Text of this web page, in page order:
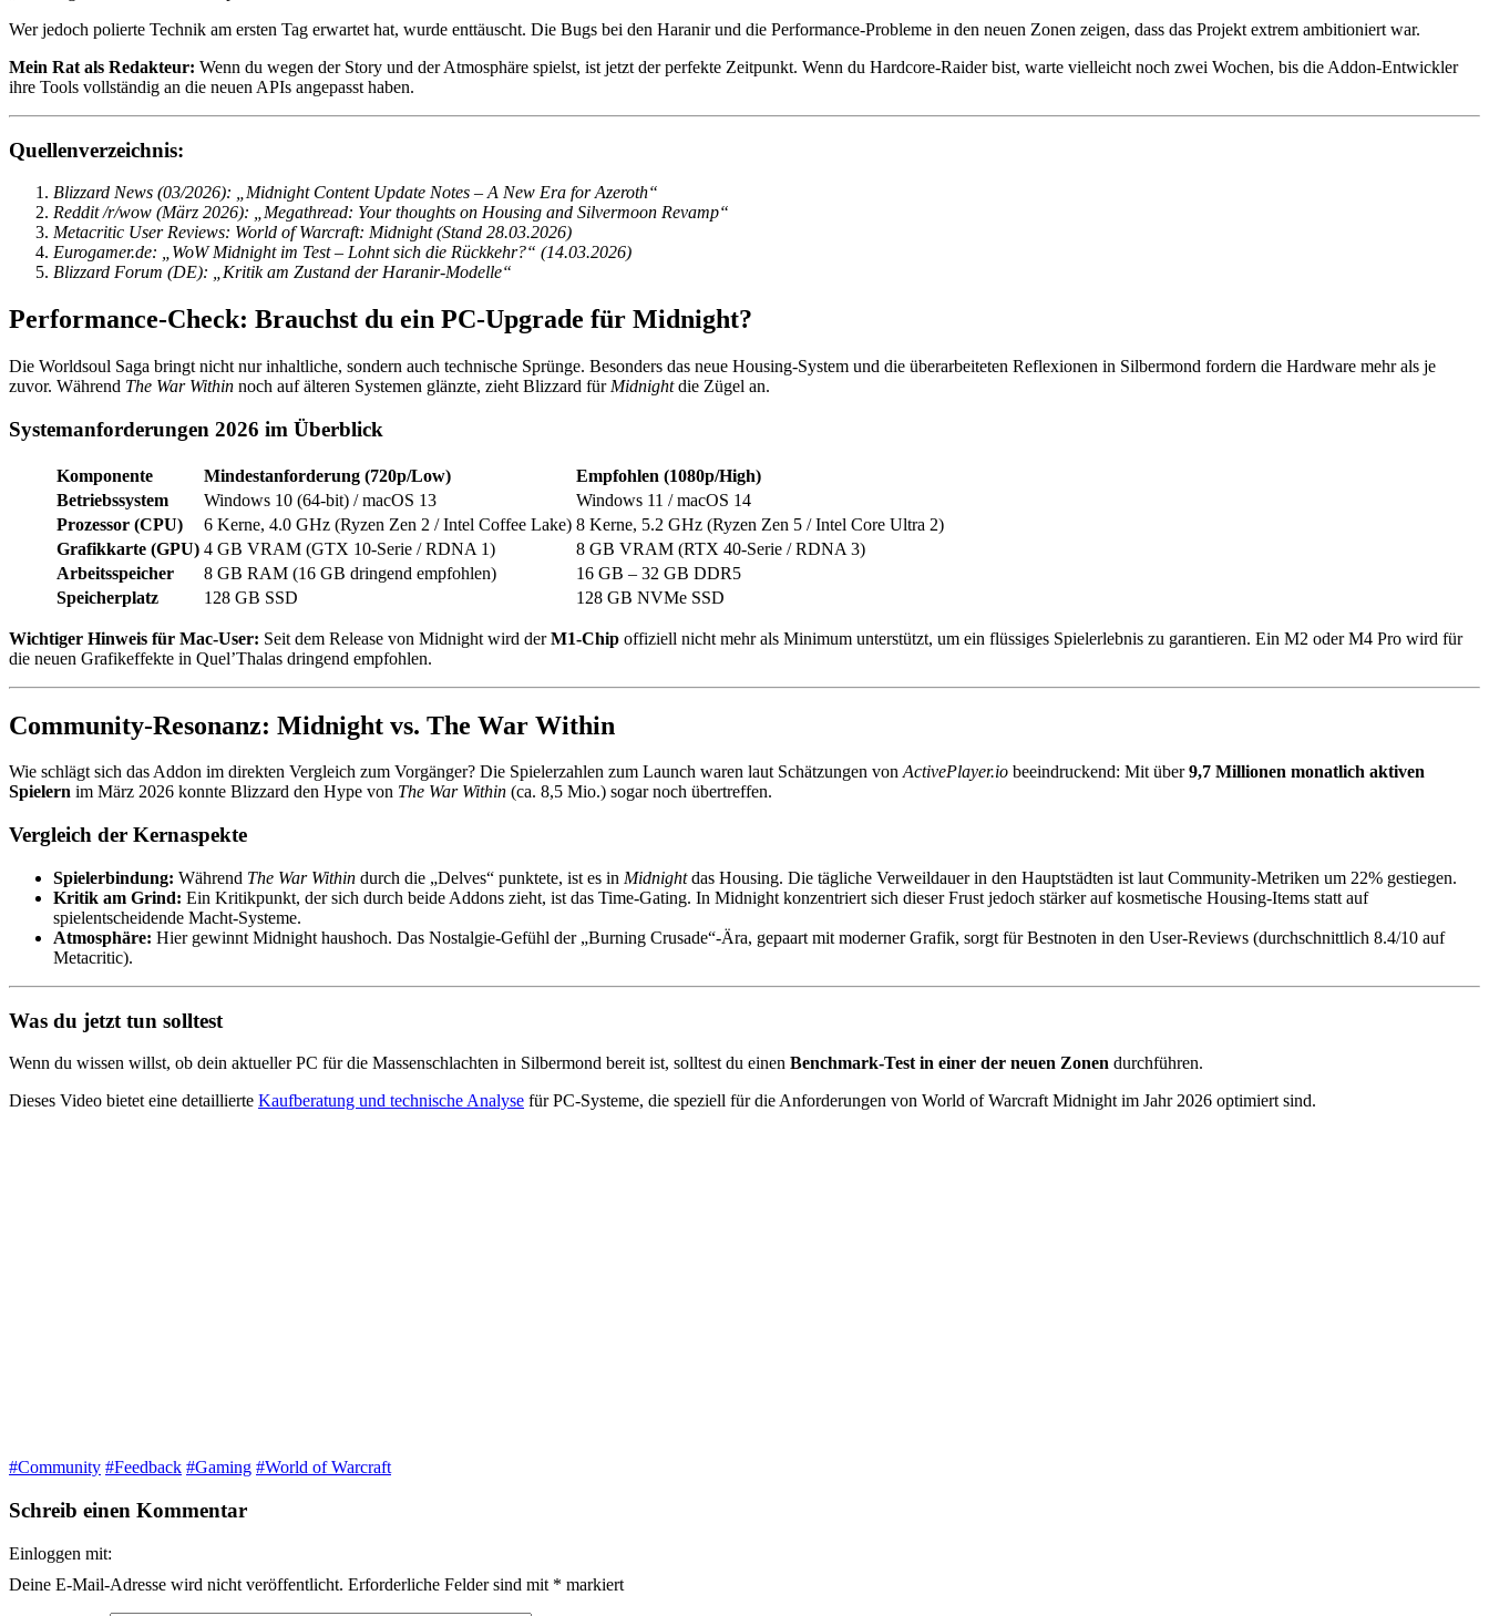
Wer jedoch polierte Technik am ersten Tag erwartet hat, wurde enttäuscht. Die Bugs bei den Haranir und die Performance-Probleme in den neuen Zonen zeigen, dass das Projekt extrem ambitioniert war.
Mein Rat als Redakteur: Wenn du wegen der Story und der Atmosphäre spielst, ist jetzt der perfekte Zeitpunkt. Wenn du Hardcore-Raider bist, warte vielleicht noch zwei Wochen, bis die Addon-Entwickler
ihre Tools vollständig an die neuen APIs angepasst haben.
Quellenverzeichnis:
Blizzard News (03/2026): „Midnight Content Update Notes – A New Era for Azeroth“
Reddit /r/wow (März 2026): „Megathread: Your thoughts on Housing and Silvermoon Revamp“
Metacritic User Reviews: World of Warcraft: Midnight (Stand 28.03.2026)
Eurogamer.de: „WoW Midnight im Test – Lohnt sich die Rückkehr?“ (14.03.2026)
Blizzard Forum (DE): „Kritik am Zustand der Haranir-Modelle“
Performance-Check: Brauchst du ein PC-Upgrade für Midnight?
Die Worldsoul Saga bringt nicht nur inhaltliche, sondern auch technische Sprünge. Besonders das neue Housing-System und die überarbeiteten Reflexionen in Silbermond fordern die Hardware mehr als je
zuvor. Während The War Within noch auf älteren Systemen glänzte, zieht Blizzard für Midnightdie Zügel an.
Systemanforderungen 2026 im Überblick
Komponente Mindestanforderung (720p/Low)
Empfohlen (1080p/High)
Betriebssystem
Windows 10 (64-bit) / macOS 13
Windows 11 / macOS 14
Prozessor (CPU)
6 Kerne, 4.0 GHz (Ryzen Zen 2 / Intel Coffee Lake) 8 Kerne, 5.2 GHz (Ryzen Zen 5 / Intel Core Ultra 2)
Grafikkarte (GPU) 4 GB VRAM (GTX 10-Serie / RDNA 1)
8 GB VRAM (RTX 40-Serie / RDNA 3)
Arbeitsspeicher
8 GB RAM (16 GB dringend empfohlen)
16 GB – 32 GB DDR5
Speicherplatz
128 GB SSD 128 GB NVMe SSD
Wichtiger Hinweis für Mac-User: Seit dem Release von Midnight wird derM1-Chip offiziell nicht mehr als Minimum unterstützt, um ein flüssiges Spielerlebnis zu garantieren. Ein M2 oder M4 Pro wird für
die neuen Grafikeffekte in Quel’Thalas dringend empfohlen.
Community-Resonanz: Midnight vs. The War Within
Wie schlägt sich das Addon im direkten Vergleich zum Vorgänger? Die Spielerzahlen zum Launch waren laut Schätzungen vonActivePlayer.io beeindruckend: Mit über9,7 Millionen monatlich aktiven
Spielern im März 2026 konnte Blizzard den Hype von The War Within (ca. 8,5 Mio.) sogar noch übertreffen.
Vergleich der Kernaspekte
Spielerbindung: Während The War Within durch die „Delves“ punktete, ist es in Midnightdas Housing. Die tägliche Verweildauer in den Hauptstädten ist laut Community-Metriken um 22% gestiegen.
Kritik am Grind: Ein Kritikpunkt, der sich durch beide Addons zieht, ist das Time-Gating. In Midnight konzentriert sich dieser Frust jedoch stärker auf kosmetische Housing-Items statt auf
spielentscheidende Macht-Systeme.
Atmosphäre: Hier gewinnt Midnight haushoch. Das Nostalgie-Gefühl der „Burning Crusade“-Ära, gepaart mit moderner Grafik, sorgt für Bestnoten in den User-Reviews (durchschnittlich 8.4/10 auf
Metacritic).
Was du jetzt tun solltest
Wenn du wissen willst, ob dein aktueller PC für die Massenschlachten in Silbermond bereit ist, solltest du einen Benchmark-Test in einer der neuen Zonen durchführen.
Dieses Video bietet eine detaillierte Kaufberatung und technische Analyse für PC-Systeme, die speziell für die Anforderungen von World of Warcraft Midnight im Jahr 2026 optimiert sind.
#Community #Feedback #Gaming #World of Warcraft
Schreib einen Kommentar
Einloggen mit:
Deine E-Mail-Adresse wird nicht veröffentlicht. Erforderliche Felder sind mit * markiert